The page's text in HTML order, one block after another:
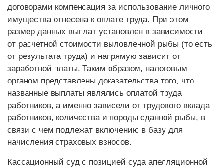
договорами компенсация за использование личного
имущества отнесена к оплате труда. При этом
размер данных выплат установлен в зависимости
от расчетной стоимости выловленной рыбы (то есть
от результата труда) и напрямую зависит от
заработной платы. Таким образом, налоговым
органом представлены доказательства того, что
названные выплаты являлись оплатой труда
работников, а именно зависели от трудового вклада
работников, количества и породы сданной рыбы, в
связи с чем подлежат включению в базу для
начисления страховых взносов.
Кассационный суд с позицией суда апелляционной